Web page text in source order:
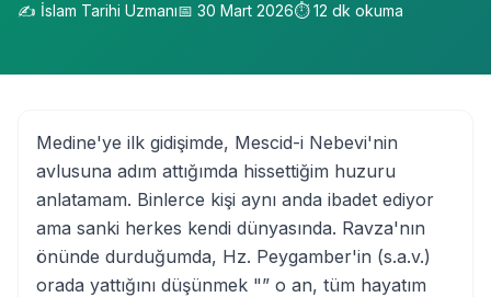
✍️ İslam Tarihi Uzmanı📅 30 Mart 2026⏱️12 dk okuma
Medine'ye ilk gidişimde, Mescid-i Nebevi'nin
avlusuna adım attığımda hissettiğim huzuru
anlatamam. Binlerce kişi aynı anda ibadet ediyor
ama sanki herkes kendi dünyasında. Ravza'nın
önünde durduğumda, Hz. Peygamber'in (s.a.v.)
orada yattığını düşünmek "” o an, tüm hayatım